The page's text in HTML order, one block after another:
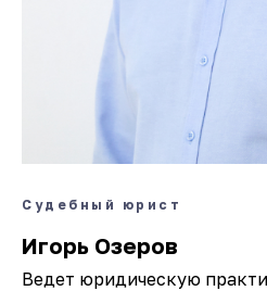
Судебный юрист
Игорь Озеров
Ведет юридическую